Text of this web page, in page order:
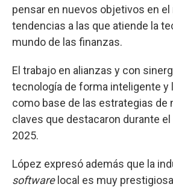
pensar en nuevos objetivos en el
tendencias a las que atiende la
mundo de las finanzas.
El trabajo en alianzas y con
tecnología de forma inteligente y
como base de las estrategias de
claves que destacaron durante
2025.
López expresó además que la
softwarelocal es muy prestigiosa